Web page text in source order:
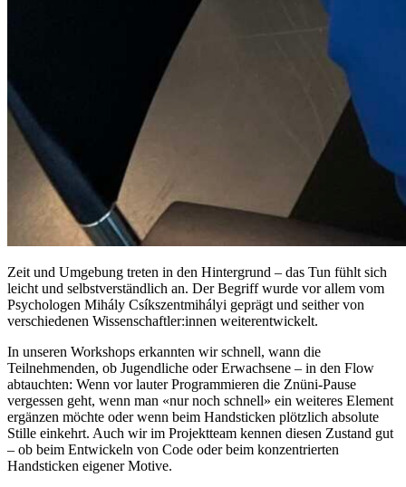
Zeit und Umgebung treten in den Hintergrund – das Tun fühlt sich
leicht und selbstverständlich an. Der Begriff wurde vor allem vom
Psychologen Mihály Csíkszentmihályi geprägt und seither von
verschiedenen Wissenschaftler:innen weiterentwickelt.
In unseren Workshops erkannten wir schnell, wann die
Teilnehmenden, ob Jugendliche oder Erwachsene – in den Flow
abtauchten: Wenn vor lauter Programmieren die Znüni-Pause
vergessen geht, wenn man «nur noch schnell» ein weiteres Element
ergänzen möchte oder wenn beim Handsticken plötzlich absolute
Stille einkehrt. Auch wir im Projektteam kennen diesen Zustand gut
– ob beim Entwickeln von Code oder beim konzentrierten
Handsticken eigener Motive.